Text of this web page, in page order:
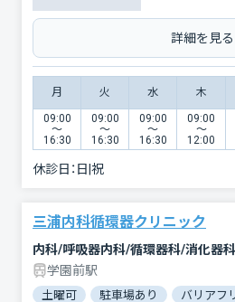
詳細を見る
月 火 水 木
09:00
〜
16:30
09:00
〜
16:30
09:00
〜
16:30
09:00
〜
12:00
休診日： 日|祝
三浦内科循環器クリニック
内科/呼吸器内科/循環器科/消化器科
学園前駅
土曜可 駐車場あり バリアフ